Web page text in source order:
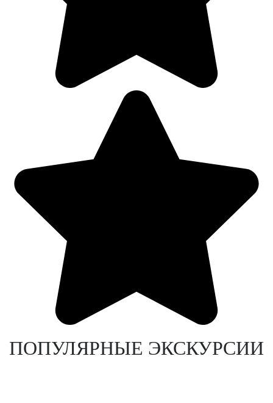
ПОПУЛЯРНЫЕ ЭКСКУРСИИ